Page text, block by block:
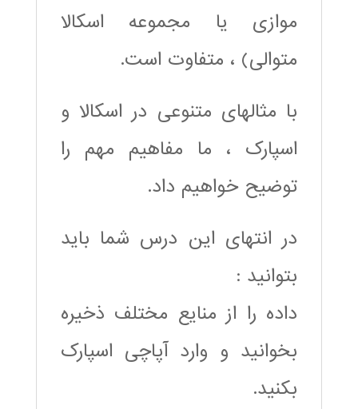
موازی یا مجموعه اسکالا
متوالی) ، متفاوت است.
با مثالهای متنوعی در اسکالا و
اسپارک ، ما مفاهیم مهم را
توضیح خواهیم داد.
در انتهای این درس شما باید
بتوانید :
داده را از منایع مختلف ذخیره
بخوانید و وارد آپاچی اسپارک
بکنید.